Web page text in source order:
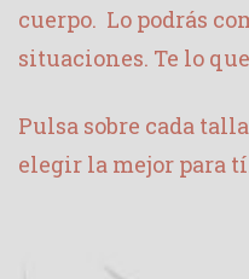
cuerpo. Lo podrás
situaciones. Te lo
Pulsa sobre cada
elegir la mejor para